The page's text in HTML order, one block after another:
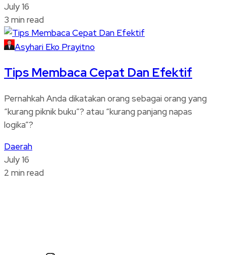
July 16
3 min read
Asyhari Eko Prayitno
Tips Membaca Cepat Dan Efektif
Pernahkah Anda dikatakan orang sebagai orang yang
“kurang piknik buku”? atau “kurang panjang napas
logika”?
Daerah
July 16
2 min read